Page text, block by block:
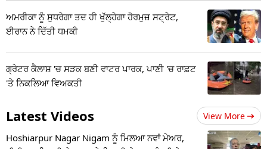
ਅਮਰੀਕਾ ਨੂੰ ਸੁਧਰੇਗਾ ਤਦ ਹੀ ਖੁੱਲ੍ਹੇਗਾ ਹੋਰਮੁਜ਼ ਸਟ੍ਰੇਟ,
ਈਰਾਨ ਨੇ ਦਿੱਤੀ ਧਮਕੀ
ਗ੍ਰੇਟਰ ਕੈਲਾਸ਼ 'ਚ ਸੜਕ ਬਣੀ ਵਾਟਰ ਪਾਰਕ, ਪਾਣੀ 'ਚ ਰਾਫ਼ਟ
'ਤੇ ਨਿਕਲਿਆ ਵਿਅਕਤੀ
Latest Videos View More
Hoshiarpur Nagar Nigam ਨੂੰ ਮਿਲਆ ਨਵਾਂ ਮੇਅਰ,